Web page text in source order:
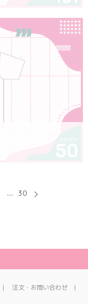
... 30
注文・お問い合わせ